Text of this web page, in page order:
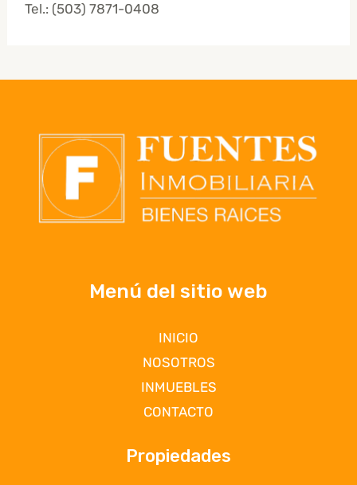
Tel.: (503) 7871-0408
Menú del sitio web
INICIO
NOSOTROS
INMUEBLES
CONTACTO
Propiedades